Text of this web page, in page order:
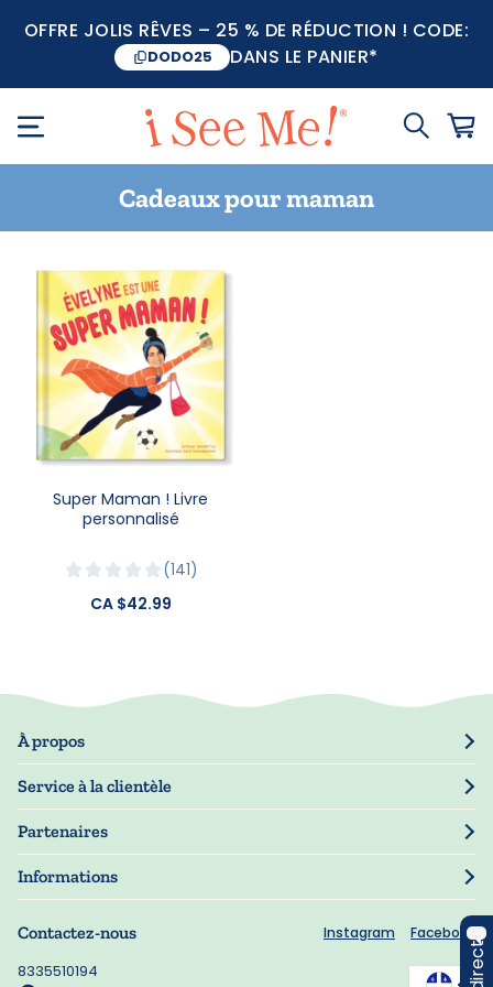
OFFRE JOLIS RÊVES – 25 % DE RÉDUCTION ! CODE:
DODO25 DANS LE PANIER*
Cadeaux pour maman
Super Maman ! Livre
personnalisé
141
CA $42.99
Contactez-nous Instagram Facebook
8335510194
À propos
Notre histoire
Presse
Service à la clientèle
Suivre commande
Mon compte
Gérer mes informations
Garantie
Informations de livraison
Bons de réduction
Partenaires
Revendeurs
Informations
Conditions d'utilisation
Gestion des cookies